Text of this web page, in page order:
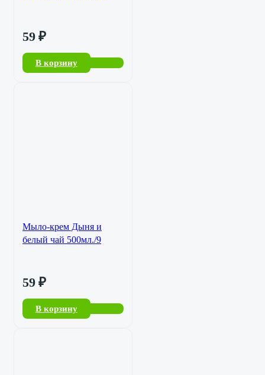
59 ₽
В корзину
Мыло-крем Дыня и
белый чай 500мл./9
59 ₽
В корзину